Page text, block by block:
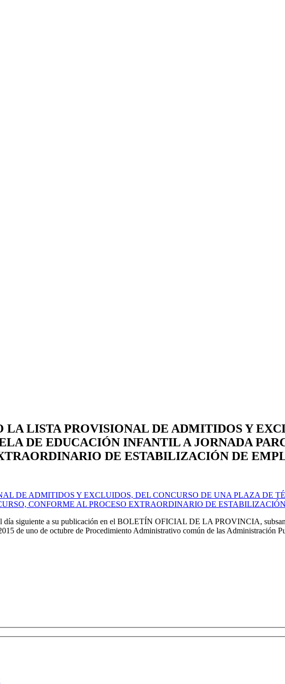
LISTA PROVISIONAL DE ADMITIDOS Y
DE EDUCACIÓN INFANTIL A JORNADA
DE ESTABILIZACIÓN DE
DE ADMITIDOS Y EXCLUIDOS, DEL CONCURSO DE UNA PLAZA DE
CONFORME AL PROCESO EXTRAORDINARIO DE
día siguiente a su publicación en el BOLETÍN OFICIAL DE LA PROVINCIA,
de uno de octubre de Procedimiento Administrativo común de las Administración